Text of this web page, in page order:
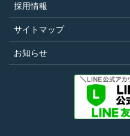
とができます。
その他、キャンペー
随時ポイントの付与
第5条（ポイ
採用情報
サイトマップ
お知らせ